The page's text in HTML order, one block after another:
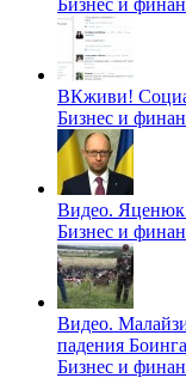
ВКживи!
Бизнес и
Видео. Яценюк
Бизнес и
Видео.
падения Боинга
Бизнес и